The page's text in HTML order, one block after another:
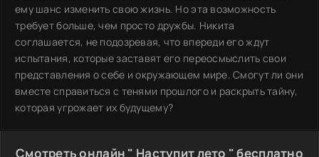
ему шанс изменить свою жизнь. Но эта возможность
требует больше, чем просто дружбы. Никита
соглашается, не подозревая, что впереди его ждут
испытания, которые заставят его переосмыслить свои
представления о себе и окружающем мире. Смогут ли они
вместе справиться с тенями прошлого и раскрыть тайну,
которая угрожает их будущему?
Смотреть онлайн " Наступит лето " бесплатно